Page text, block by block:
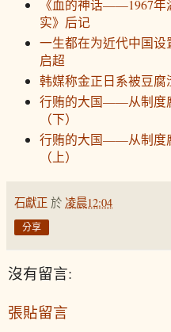
《血的神话——1967年
实》后记
一生都在为近代中国
启超
韩媒称金正日系被豆腐
行贿的大国——从制度
（下）
行贿的大国——从制度
（上）
石獻正 於 凌晨12:04
分享
沒有留言:
張貼留言